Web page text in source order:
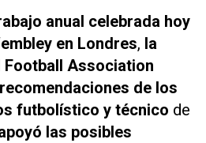
anual celebrada hoy
en Londres, la
Football Association
recomendaciones de los
futbolístico y técnico de
las posibles